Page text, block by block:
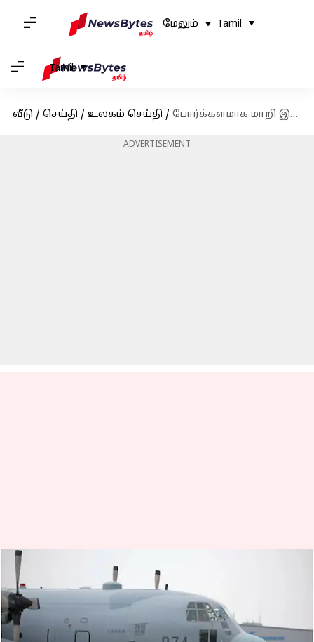
மேலும் Tamil
Tamil
வீடு / செய்தி / உலகம் செய்தி / போர்க்களமாக மாறி இருக்கும் சூடானில் இருந்து மக்களை வெளியேற்றிய ஜப்பான்
ADVERTISEMENT
போர்க்களமாக மாறி
இருக்கும் சூடானில்
இருந்து மக்களை
வெளியேற்றிய ஜப்பான்